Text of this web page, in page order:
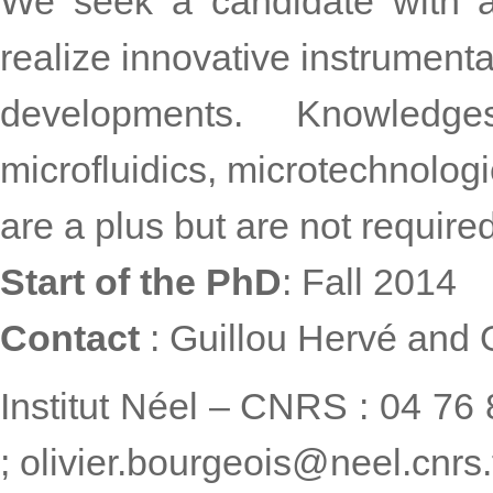
realize innovative
developments.
microfluidics,
are a plus but are not
Start of the PhD: Fall 2014
Contact : Guillou Hervé and
Institut Néel – CNRS : 04
;